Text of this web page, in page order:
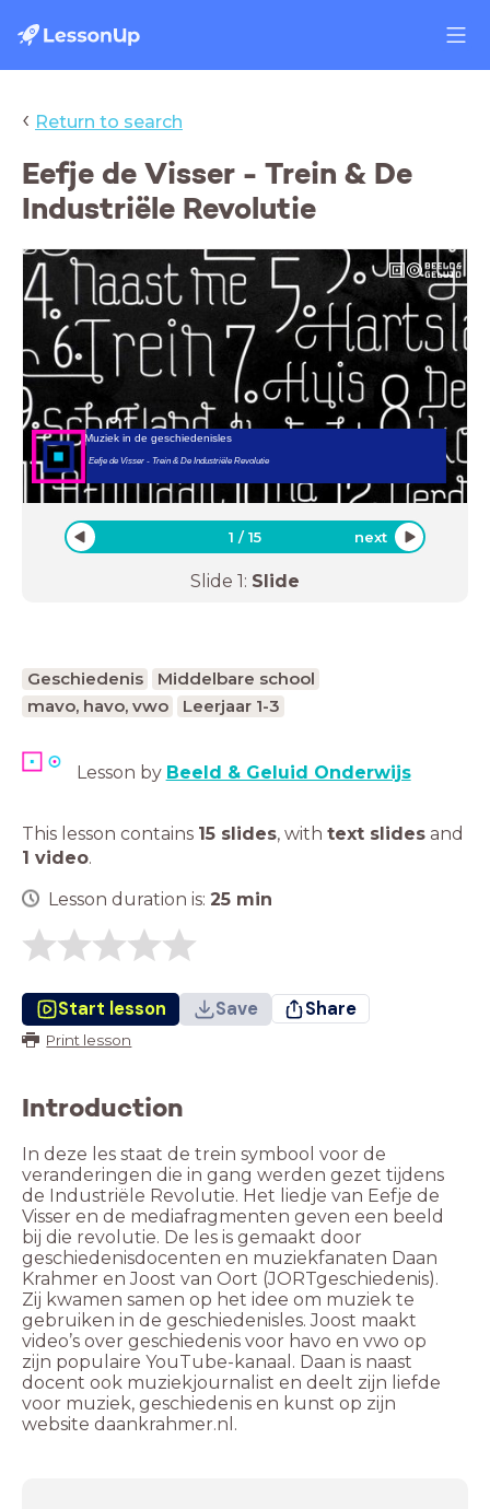
‹ Return to search
Eefje de Visser - Trein & De
Industriële Revolutie
Muziek in de geschiedenisles
Eefje de Visser - Trein & De Industriële Revolutie
1 /15 next
Slide 1: Slide
Geschiedenis
Middelbare school
mavo, havo, vwo
Leerjaar 1-3
Lesson by Beeld & Geluid Onderwijs
This lesson contains 15 slides, with text slides and
1 video.
Lesson duration is: 25 min
Start lesson Save Share
Print lesson
Introduction
In deze les staat de trein symbool voor de
veranderingen die in gang werden gezet tijdens
de Industriële Revolutie. Het liedje van Eefje de
Visser en de mediafragmenten geven een beeld
bij die revolutie. De les is gemaakt door
geschiedenisdocenten en muziekfanaten Daan
Krahmer en Joost van Oort (JORTgeschiedenis).
Zij kwamen samen op het idee om muziek te
gebruiken in de geschiedenisles. Joost maakt
video’s over geschiedenis voor havo en vwo op
zijn populaire YouTube-kanaal. Daan is naast
docent ook muziekjournalist en deelt zijn liefde
voor muziek, geschiedenis en kunst op zijn
website daankrahmer.nl.